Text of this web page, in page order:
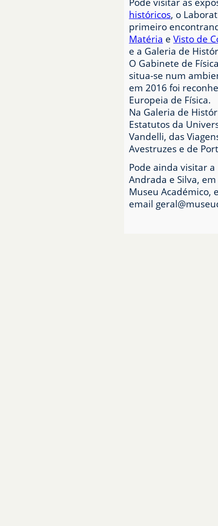
históricos, o
primeiro
Matéria e Visto de
e a Galeria de
O Gabinete de
situa-se num
em 2016 foi
Europeia de Física.
Na Galeria de
Estatutos da
Vandelli, das
Avestruzes e de
Pode ainda visitar
Andrada e Silva,
Museu Académico,
email